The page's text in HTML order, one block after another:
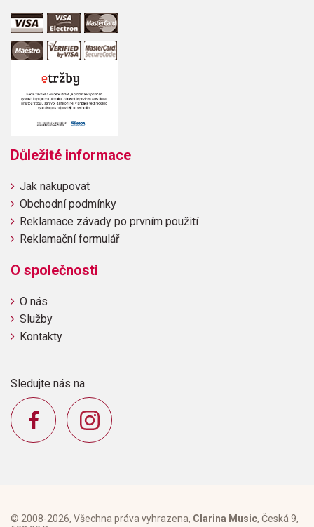
Důležité informace
Jak nakupovat
Obchodní podmínky
Reklamace závady po prvním použití
Reklamační formulář
O společnosti
O nás
Služby
Kontakty
Sledujte nás na
© 2008-2026, Všechna práva vyhrazena, Clarina Music, Česká 9,